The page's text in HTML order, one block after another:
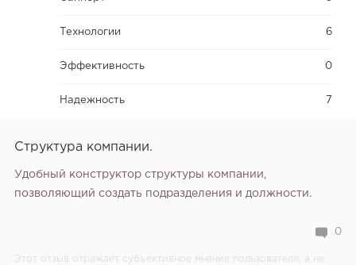
Технологии 6
Эффективность 0
Надежность 7
Структура компании.
Удобный конструктор структуры компании,
позволяющий создать подразделения и должности.
0
Этот отзыв отражает субъективное мнение пользователя, а не